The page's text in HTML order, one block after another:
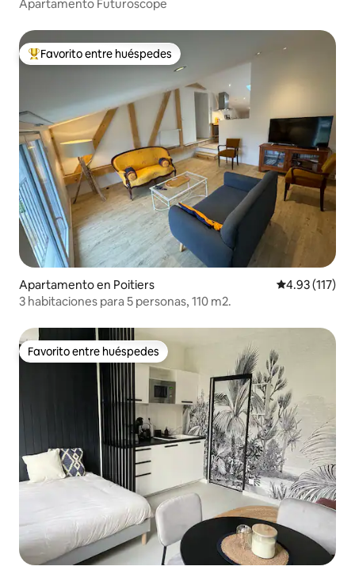
Apartamento Futuroscope
Favorito entre huéspedes preferido
Favorito entre huéspedes
Apartamento en Poitiers Calificación
4.93 (117)
3 habitaciones para 5 personas, 110 m2.
Favorito entre huéspedes
Favorito entre huéspedes